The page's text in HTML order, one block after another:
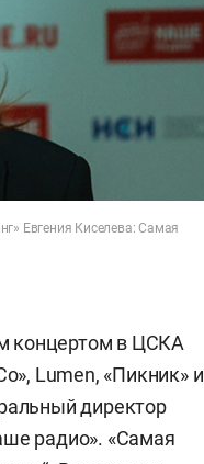
Евгения Киселева: Самая
концертом в ЦСКА
Lumen, «Пикник» и
директор
радио». «Самая